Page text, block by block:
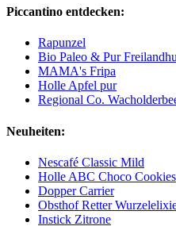
Piccantino entdecken:
Rapunzel
Bio Paleo & Pur
MAMA's Fripa
Holle Apfel pur
Regional Co.
Neuheiten:
Nescafé Classic Mild
Holle ABC Choco Cookies
Dopper Carrier
Obsthof Retter
Instick Zitrone